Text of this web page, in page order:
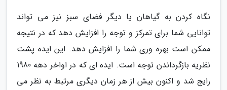
نگاه کردن به گیاهان یا دیگر فضای سبز نیز می تواند
توانایی شما برای تمرکز و توجه را افزایش دهد که در نتیجه
ممکن است بهره وری شما را افزایش دهد. این ایده پشت
نظریه بازگرداندن توجه است. ایده ای که در اواخر دهه 1980
رایج شد و اکنون بیش از هر زمان دیگری مرتبط به نظر می